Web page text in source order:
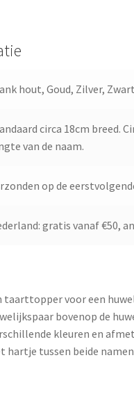
hout, Goud, Zilver,
circa 18cm breed.
van de naam.
op de
gratis vanaf €50,
taarttopper voor een
bovenop de
kleuren en
hartje tussen beide